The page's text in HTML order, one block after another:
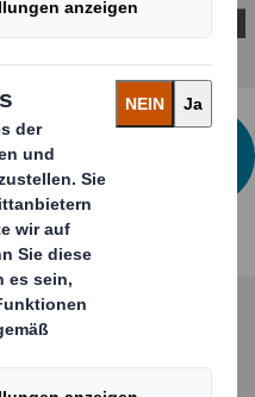
FÜR WEITERE
weitere